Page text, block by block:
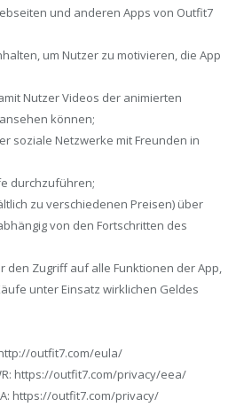
und anderen Apps von Outfit7
um Nutzer zu motivieren, die App
Nutzer Videos der animierten
können;
soziale Netzwerke mit Freunden in
durchzuführen;
zu verschiedenen Preisen) über
von den Fortschritten des
den Zugriff auf alle Funktionen der App,
unter Einsatz wirklichen Geldes
outfit7.com/eula/
https://outfit7.com/privacy/eea/
https://outfit7.com/privacy/